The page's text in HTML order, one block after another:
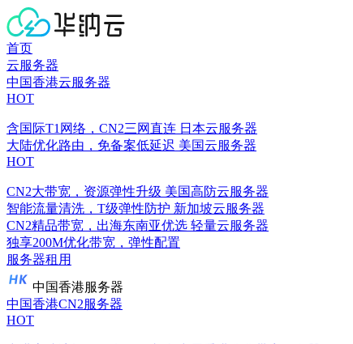
首页
云服务器
中国香港云服务器
HOT
含国际T1网络，CN2三网直连 日本云服务器
大陆优化路由，免备案低延迟 美国云服务器
HOT
CN2大带宽，资源弹性升级 美国高防云服务器
智能流量清洗，T级弹性防护 新加坡云服务器
CN2精品带宽，出海东南亚优选 轻量云服务器
独享200M优化带宽，弹性配置
服务器租用
中国香港服务器
中国香港CN2服务器
HOT